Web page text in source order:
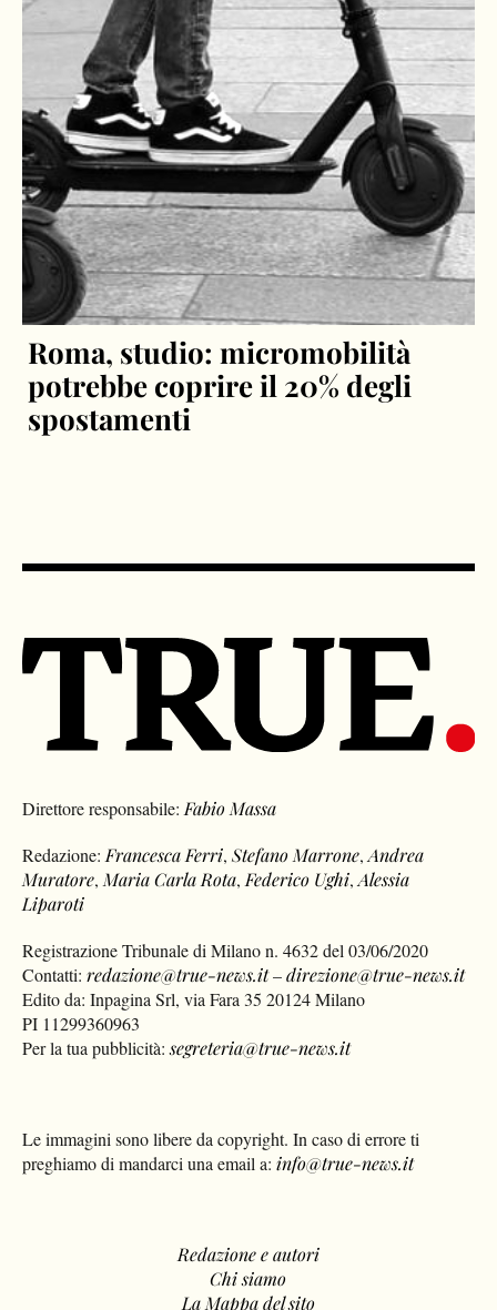
Roma, studio: micromobilità
potrebbe coprire il 20% degli
spostamenti
Direttore responsabile: Fabio Massa
Redazione: Francesca Ferri,Stefano Marrone,Andrea
Muratore, Maria Carla Rota, Federico Ughi,Alessia
Liparoti
Registrazione Tribunale di Milano n. 4632 del 03/06/2020
Contatti:redazione@true-news.it–direzione@true-news.it
Edito da: Inpagina Srl, via Fara 35 20124 Milano
PI 11299360963
Per la tua pubblicità:segreteria@true-news.it
Le immagini sono libere da copyright. In caso di errore ti
preghiamo di mandarci una email a: info@true-news.it
Redazione e autori
Chi siamo
La Mappa del sito